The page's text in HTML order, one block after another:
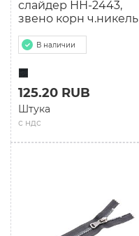
слайдер НН-2443,
звено корн ч.никель
В наличии
с ндс
125.20 RUB
Штука